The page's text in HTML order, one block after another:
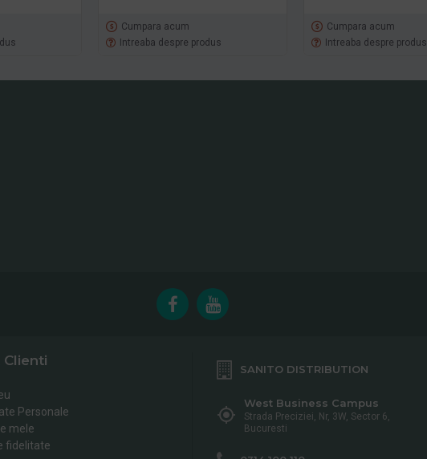
Cumpara acum
Intreaba despre produs
Cumpara acum
Intreaba despre produs
Personale
mele
fidelitate
SANITO DISTRIBUTION
West Business Campus
Strada Preciziei, Nr, 3W, Sector 6,
Bucuresti